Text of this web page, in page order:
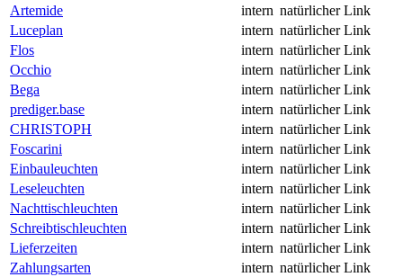
Artemide
intern natürlicher Link
Luceplan
intern natürlicher Link
Flos
intern natürlicher Link
Occhio
intern natürlicher Link
Bega
intern natürlicher Link
prediger.base
intern natürlicher Link
CHRISTOPH
intern natürlicher Link
Foscarini
intern natürlicher Link
Einbauleuchten
intern natürlicher Link
Leseleuchten
intern natürlicher Link
Nachttischleuchten
intern natürlicher Link
Schreibtischleuchten
intern natürlicher Link
Lieferzeiten
intern natürlicher Link
Zahlungsarten
intern natürlicher Link